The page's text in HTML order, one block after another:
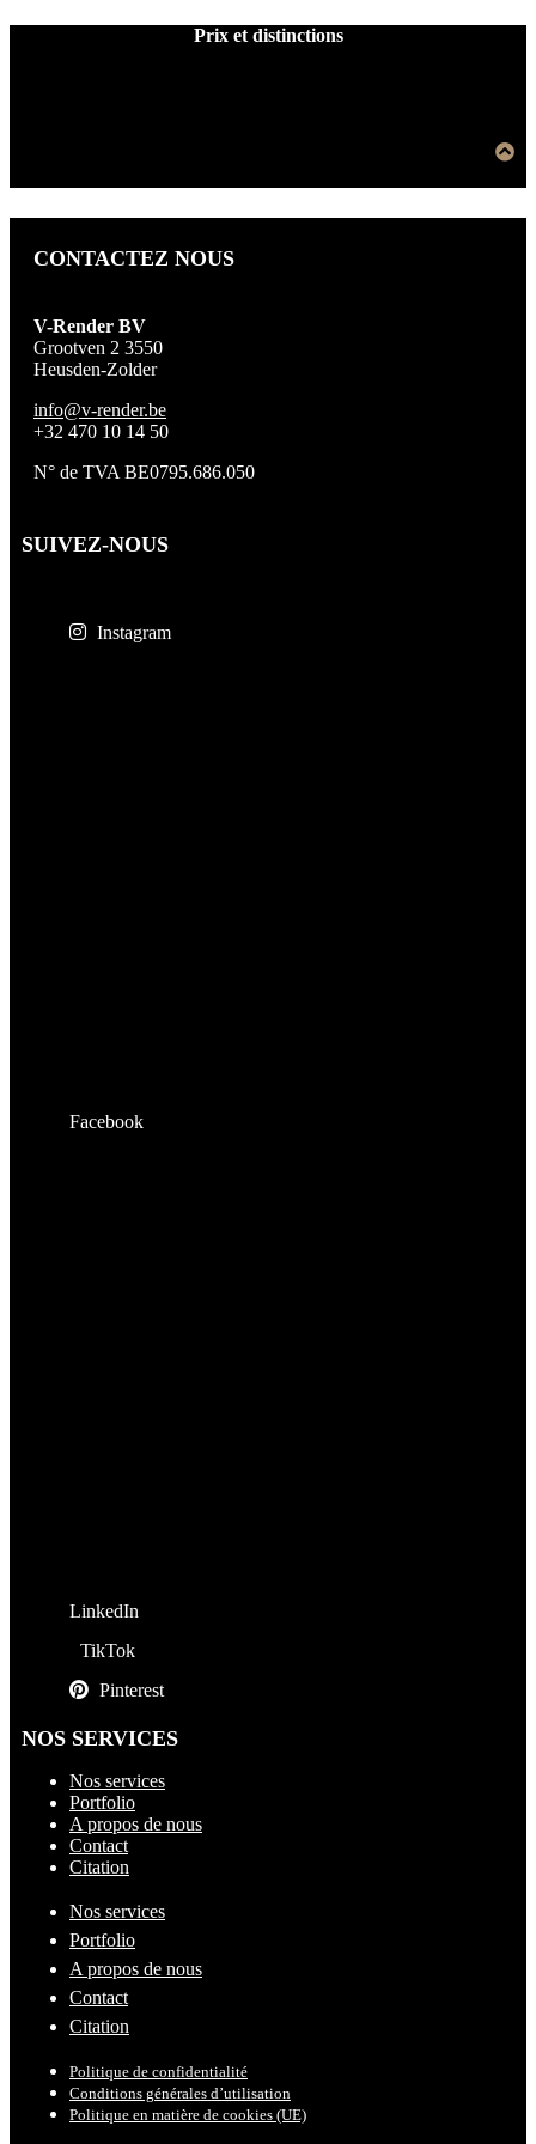
Prix et distinctions
CONTACTEZ NOUS
V-Render BV
Grootven 2 3550
Heusden-Zolder
info@v-render.be
+32 470 10 14 50
N° de TVA BE0795.686.050
SUIVEZ-NOUS
Instagram
Facebook
LinkedIn
TikTok
Pinterest
NOS SERVICES
Nos services
Portfolio
A propos de nous
Contact
Citation
Nos services
Portfolio
A propos de nous
Contact
Citation
Politique de confidentialité
Conditions générales d’utilisation
Politique en matière de cookies (UE)